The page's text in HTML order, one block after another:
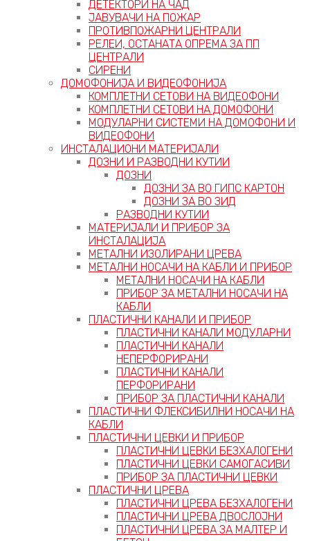
ДЕТЕКТОРИ НА ЧАД
ЈАВУВАЧИ НА ПОЖАР
ПРОТИВПОЖАРНИ ЦЕНТРАЛИ
РЕЛЕИ, ОСТАНАТА ОПРЕМА ЗА ПП
ЦЕНТРАЛИ
СИРЕНИ
ДОМОФОНИЈА И ВИДЕОФОНИЈА
КОМПЛЕТНИ СЕТОВИ НА ВИДЕОФОНИ
КОМПЛЕТНИ СЕТОВИ НА ДОМОФОНИ
МОДУЛАРНИ СИСТЕМИ НА ДОМОФОНИ И
ВИДЕОФОНИ
ИНСТАЛАЦИОНИ МАТЕРИЈАЛИ
ДОЗНИ И РАЗВОДНИ КУТИИ
ДОЗНИ
ДОЗНИ ЗА ВО ГИПС КАРТОН
ДОЗНИ ЗА ВО ЗИД
РАЗВОДНИ КУТИИ
МАТЕРИЈАЛИ И ПРИБОР ЗА
ИНСТАЛАЦИЈА
МЕТАЛНИ ИЗОЛИРАНИ ЦРЕВА
МЕТАЛНИ НОСАЧИ НА КАБЛИ И ПРИБОР
МЕТАЛНИ НОСАЧИ НА КАБЛИ
ПРИБОР ЗА МЕТАЛНИ НОСАЧИ НА
КАБЛИ
ПЛАСТИЧНИ КАНАЛИ И ПРИБОР
ПЛАСТИЧНИ КАНАЛИ МОДУЛАРНИ
ПЛАСТИЧНИ КАНАЛИ
НЕПЕРФОРИРАНИ
ПЛАСТИЧНИ КАНАЛИ
ПЕРФОРИРАНИ
ПРИБОР ЗА ПЛАСТИЧНИ КАНАЛИ
ПЛАСТИЧНИ ФЛЕКСИБИЛНИ НОСАЧИ НА
КАБЛИ
ПЛАСТИЧНИ ЦЕВКИ И ПРИБОР
ПЛАСТИЧНИ ЦЕВКИ БЕЗХАЛОГЕНИ
ПЛАСТИЧНИ ЦЕВКИ САМОГАСИВИ
ПРИБОР ЗА ПЛАСТИЧНИ ЦЕВКИ
ПЛАСТИЧНИ ЦРЕВА
ПЛАСТИЧНИ ЦРЕВА БЕЗХАЛОГЕНИ
ПЛАСТИЧНИ ЦРЕВА ДВОСЛОЈНИ
ПЛАСТИЧНИ ЦРЕВА ЗА МАЛТЕР И